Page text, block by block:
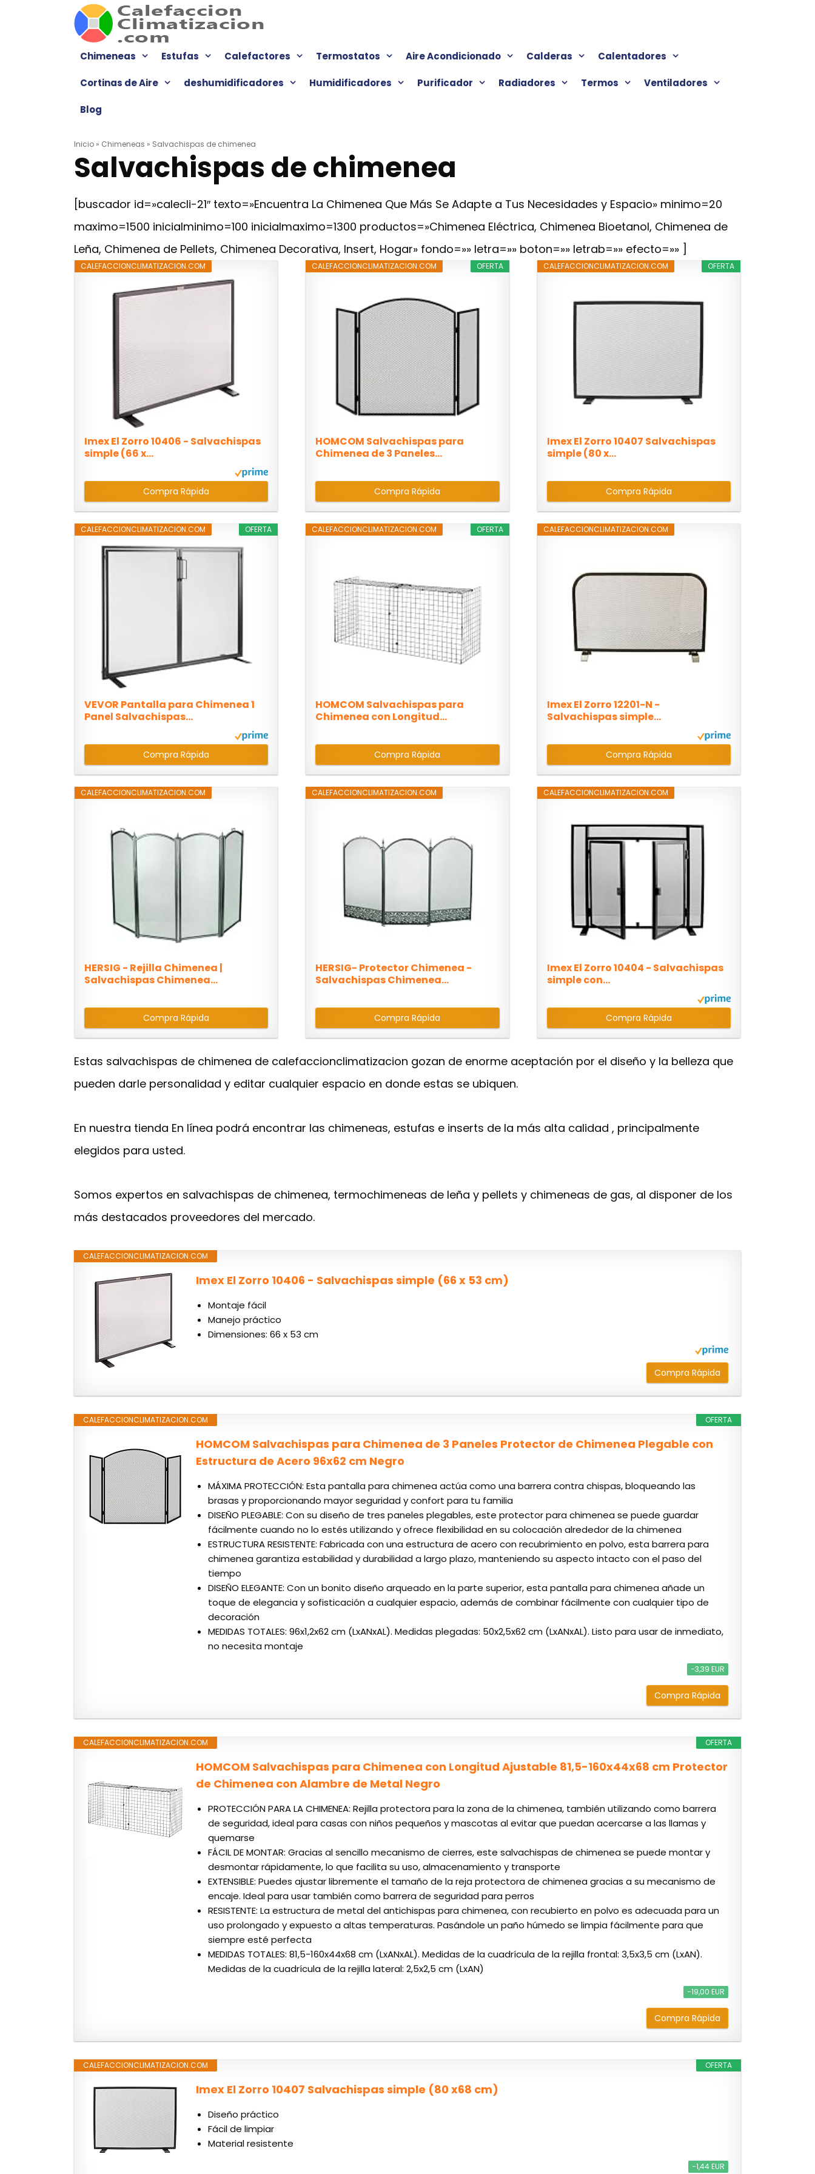
Chimeneas Estufas Calefactores Termostatos Aire Acondicionado Calderas Calentadores
Cortinas de Aire deshumidificadores Humidificadores Purificador Radiadores Termos Ventiladores
Blog
Inicio » Chimeneas » Salvachispas de chimenea
Salvachispas de chimenea
[buscador id=»calecli-21″ texto=»Encuentra La Chimenea Que Más Se Adapte a Tus Necesidades y Espacio» minimo=20
maximo=1500 inicialminimo=100 inicialmaximo=1300 productos=»Chimenea Eléctrica, Chimenea Bioetanol, Chimenea de
Leña, Chimenea de Pellets, Chimenea Decorativa, Insert, Hogar» fondo=»» letra=»» boton=»» letrab=»» efecto=»» ]
CALEFACCIONCLIMATIZACION.COM
Imex El Zorro 10406 - Salvachispas
simple (66 x...
Compra Rápida
OFERTA
CALEFACCIONCLIMATIZACION.COM
HOMCOM Salvachispas para
Chimenea de 3 Paneles...
Compra Rápida
OFERTA
CALEFACCIONCLIMATIZACION.COM
Imex El Zorro 10407 Salvachispas
simple (80 x...
Compra Rápida
OFERTA
CALEFACCIONCLIMATIZACION.COM
VEVOR Pantalla para Chimenea 1
Panel Salvachispas...
Compra Rápida
OFERTA
CALEFACCIONCLIMATIZACION.COM
HOMCOM Salvachispas para
Chimenea con Longitud...
Compra Rápida
CALEFACCIONCLIMATIZACION.COM
Imex El Zorro 12201-N -
Salvachispas simple...
Compra Rápida
CALEFACCIONCLIMATIZACION.COM
HERSIG - Rejilla Chimenea |
Salvachispas Chimenea...
Compra Rápida
CALEFACCIONCLIMATIZACION.COM
HERSIG- Protector Chimenea -
Salvachispas Chimenea...
Compra Rápida
CALEFACCIONCLIMATIZACION.COM
Imex El Zorro 10404 - Salvachispas
simple con...
Compra Rápida
Estas salvachispas de chimenea de calefaccionclimatizacion gozan de enorme aceptación por el diseño y la belleza que
pueden darle personalidad y editar cualquier espacio en donde estas se ubiquen.
En nuestra tienda En línea podrá encontrar las chimeneas, estufas e inserts de la más alta calidad , principalmente
elegidos para usted.
Somos expertos en salvachispas de chimenea, termochimeneas de leña y pellets y chimeneas de gas, al disponer de los
más destacados proveedores del mercado.
CALEFACCIONCLIMATIZACION.COM
Imex El Zorro 10406 - Salvachispas simple (66 x 53 cm)
Montaje fácil
Manejo práctico
Dimensiones: 66 x 53 cm
Compra Rápida
OFERTA
CALEFACCIONCLIMATIZACION.COM
HOMCOM Salvachispas para Chimenea de 3 Paneles Protector de Chimenea Plegable con
Estructura de Acero 96x62 cm Negro
MÁXIMA PROTECCIÓN: Esta pantalla para chimenea actúa como una barrera contra chispas, bloqueando las
brasas y proporcionando mayor seguridad y confort para tu familia
DISEÑO PLEGABLE: Con su diseño de tres paneles plegables, este protector para chimenea se puede guardar
fácilmente cuando no lo estés utilizando y ofrece flexibilidad en su colocación alrededor de la chimenea
ESTRUCTURA RESISTENTE: Fabricada con una estructura de acero con recubrimiento en polvo, esta barrera para
chimenea garantiza estabilidad y durabilidad a largo plazo, manteniendo su aspecto intacto con el paso del
tiempo
DISEÑO ELEGANTE: Con un bonito diseño arqueado en la parte superior, esta pantalla para chimenea añade un
toque de elegancia y sofisticación a cualquier espacio, además de combinar fácilmente con cualquier tipo de
decoración
MEDIDAS TOTALES: 96x1,2x62 cm (LxANxAL). Medidas plegadas: 50x2,5x62 cm (LxANxAL). Listo para usar de inmediato,
no necesita montaje
−3,39 EUR
Compra Rápida
OFERTA
CALEFACCIONCLIMATIZACION.COM
HOMCOM Salvachispas para Chimenea con Longitud Ajustable 81,5-160x44x68 cm Protector
de Chimenea con Alambre de Metal Negro
PROTECCIÓN PARA LA CHIMENEA: Rejilla protectora para la zona de la chimenea, también utilizando como barrera
de seguridad, ideal para casas con niños pequeños y mascotas al evitar que puedan acercarse a las llamas y
quemarse
FÁCIL DE MONTAR: Gracias al sencillo mecanismo de cierres, este salvachispas de chimenea se puede montar y
desmontar rápidamente, lo que facilita su uso, almacenamiento y transporte
EXTENSIBLE: Puedes ajustar libremente el tamaño de la reja protectora de chimenea gracias a su mecanismo de
encaje. Ideal para usar también como barrera de seguridad para perros
RESISTENTE: La estructura de metal del antichispas para chimenea, con recubierto en polvo es adecuada para un
uso prolongado y expuesto a altas temperaturas. Pasándole un paño húmedo se limpia fácilmente para que
siempre esté perfecta
MEDIDAS TOTALES: 81,5-160x44x68 cm (LxANxAL). Medidas de la cuadrícula de la rejilla frontal: 3,5x3,5 cm (LxAN).
Medidas de la cuadrícula de la rejilla lateral: 2,5x2,5 cm (LxAN)
−19,00 EUR
Compra Rápida
OFERTA
CALEFACCIONCLIMATIZACION.COM
Imex El Zorro 10407 Salvachispas simple (80 x68 cm)
Diseño práctico
Fácil de limpiar
Material resistente
−1,44 EUR